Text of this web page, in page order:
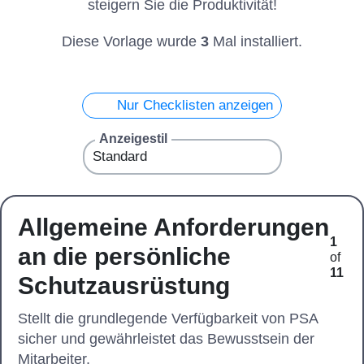
steigern Sie die Produktivität!
Diese Vorlage wurde 3 Mal installiert.
Nur Checklisten anzeigen
Anzeigestil
Allgemeine Anforderungen
an die persönliche
Schutzausrüstung
1
of
11
Stellt die grundlegende Verfügbarkeit von PSA
sicher und gewährleistet das Bewusstsein der
Mitarbeiter.